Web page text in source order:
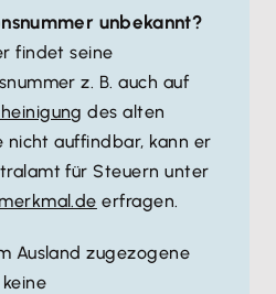
unbekannt?
findet seine
z. B. auch auf
des alten
auffindbar, kann er
für Steuern unter
erfragen.
Ausland zugezogene